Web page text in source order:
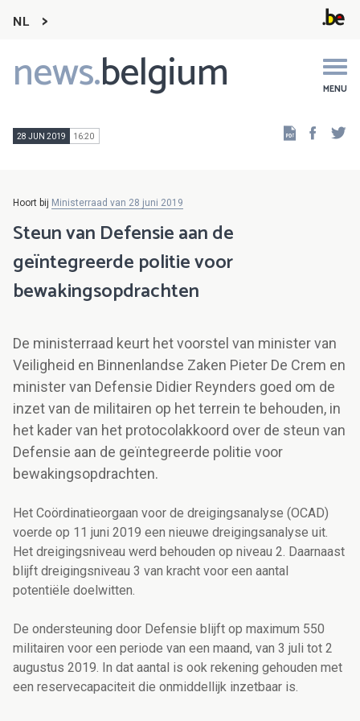
NL
news.belgium MENU
Main
navigation
28 JUN 2019 16:20
Hoort bij Ministerraad van 28 juni 2019
Steun van Defensie aan de
geïntegreerde politie voor
bewakingsopdrachten
De ministerraad keurt het voorstel van minister van
Veiligheid en Binnenlandse Zaken Pieter De Crem en
minister van Defensie Didier Reynders goed om de
inzet van de militairen op het terrein te behouden, in
het kader van het protocolakkoord over de steun van
Defensie aan de geïntegreerde politie voor
bewakingsopdrachten.
Het Coördinatieorgaan voor de dreigingsanalyse (OCAD)
voerde op 11 juni 2019 een nieuwe dreigingsanalyse uit.
Het dreigingsniveau werd behouden op niveau 2. Daarnaast
blijft dreigingsniveau 3 van kracht voor een aantal
potentiële doelwitten.
De ondersteuning door Defensie blijft op maximum 550
militairen voor een periode van een maand, van 3 juli tot 2
augustus 2019. In dat aantal is ook rekening gehouden met
een reservecapaciteit die onmiddellijk inzetbaar is.